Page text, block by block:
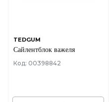
TEDGUM
Сайлентблок важеля
Код: 00398842